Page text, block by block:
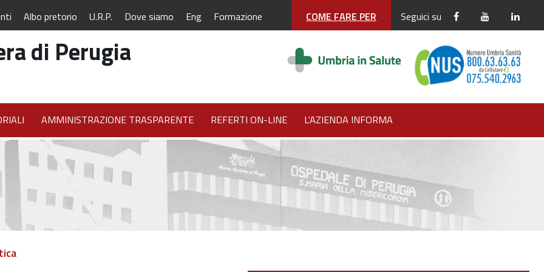
Seguici su
COME FARE PER
Albo pretorio U.R.P. Dove siamo Eng Formazione
di Perugia
AMMINISTRAZIONE TRASPARENTE REFERTI ON-LINE L'AZIENDA INFORMA